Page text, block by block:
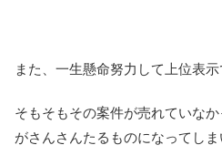
また、一生懸命努力して上位表示
そもそもその案件が売れていな
がさんさんたるものになってしま